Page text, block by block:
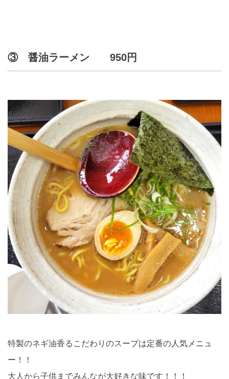
③ 醤油ラーメン 950円
特製のネギ油香るこだわりのスープは定番の人気メニュ
ー！！
大人から子供までみんなが大好きな味です！！！